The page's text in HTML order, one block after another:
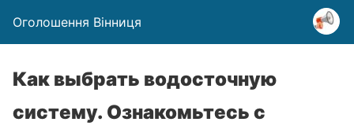
Оголошення Вінниця
Как выбрать водосточную
систему. Ознакомьтесь с